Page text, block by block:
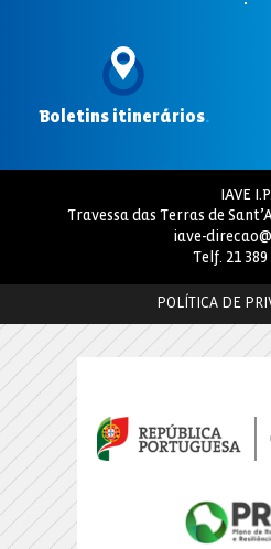
Boletins itinerários.
IAVE I.P.
Travessa das Terras de
iave-
Telf. 21 389
POLÍTICA DE